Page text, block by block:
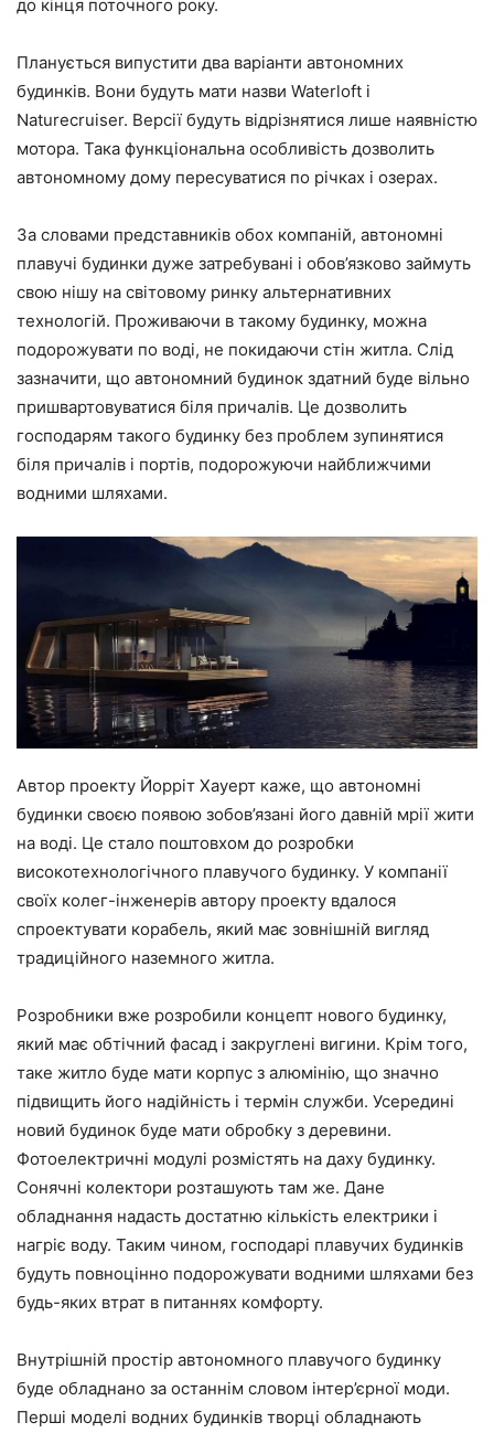
до кінця поточного року.
Планується випустити два варіанти автономних
будинків. Вони будуть мати назви Waterloft і
Naturecruiser. Версії будуть відрізнятися лише наявністю
мотора. Така функціональна особливість дозволить
автономному дому пересуватися по річках і озерах.
За словами представників обох компаній, автономні
плавучі будинки дуже затребувані і обов’язково займуть
свою нішу на світовому ринку альтернативних
технологій. Проживаючи в такому будинку, можна
подорожувати по воді, не покидаючи стін житла. Слід
зазначити, що автономний будинок здатний буде вільно
пришвартовуватися біля причалів. Це дозволить
господарям такого будинку без проблем зупинятися
біля причалів і портів, подорожуючи найближчими
водними шляхами.
Автор проекту Йорріт Хауерт каже, що автономні
будинки своєю появою зобов’язані його давній мрії жити
на воді. Це стало поштовхом до розробки
високотехнологічного плавучого будинку. У компанії
своїх колег-інженерів автору проекту вдалося
спроектувати корабель, який має зовнішній вигляд
традиційного наземного житла.
Розробники вже розробили концепт нового будинку,
який має обтічний фасад і закруглені вигини. Крім того,
таке житло буде мати корпус з алюмінію, що значно
підвищить його надійність і термін служби. Усередині
новий будинок буде мати обробку з деревини.
Фотоелектричні модулі розмістять на даху будинку.
Сонячні колектори розташують там же. Дане
обладнання надасть достатню кількість електрики і
нагріє воду. Таким чином, господарі плавучих будинків
будуть повноцінно подорожувати водними шляхами без
будь-яких втрат в питаннях комфорту.
Внутрішній простір автономного плавучого будинку
буде обладнано за останнім словом інтер’єрної моди.
Перші моделі водних будинків творці обладнають